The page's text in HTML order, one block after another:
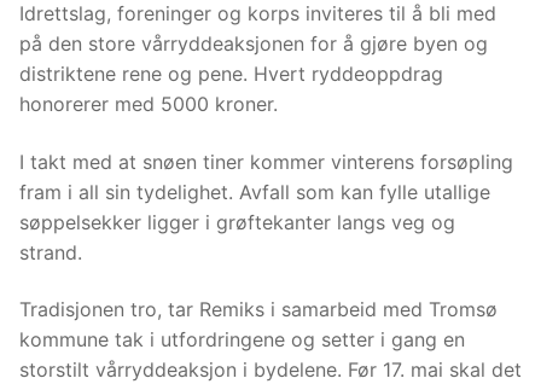
Idrettslag, foreninger og korps inviteres til å bli med
på den store vårryddeaksjonen for å gjøre byen og
distriktene rene og pene. Hvert ryddeoppdrag
honorerer med 5000 kroner.
I takt med at snøen tiner kommer vinterens forsøpling
fram i all sin tydelighet. Avfall som kan fylle utallige
søppelsekker ligger i grøftekanter langs veg og
strand.
Tradisjonen tro, tar Remiks i samarbeid med Tromsø
kommune tak i utfordringene og setter i gang en
storstilt vårryddeaksjon i bydelene. Før 17. mai skal det